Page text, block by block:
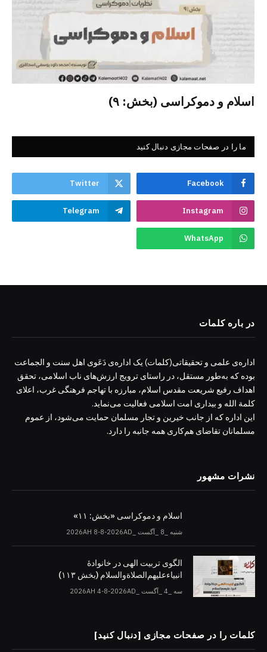
اسلام و دموکراسی (بخش: ۹)
ما را در صفحات مجازی دنبال کنید
Facebook
Twitter
Instagram
Telegram
WhatsApp
در باره کلمات
اداره‌ی علمی و تحقیقاتی(کلمات) یک اداره‌ی دَعَوی اهل سنت و الجماعت
بوده که به‌طور مستقل، در راستای ترویج ارزش‌های ناب اسلامی، تحقق
اهداف رفیع شریعت مقدس اسلام، مبارزه با تهاجم فرهنگی غرب، اعلای
کلمة الله و بیداری امت اسلامی فعالیت می‌نماید.
این اداره که از جانب خیرین و تجار مسلمان حمایت می‌شود، از عموم
مسلمانان تقاضای هم‌کاری همه جانبه را دارد.
نشرات مشهور
اسلام و دموکراسی «بخش: ۱۱»
شنبه _8 _آگست _2026AH 8-8-2026AD
الگوی تربیت الهی در خانوادۀ
انبیاءعلیهم‌الصلاةو‌السلام (بخش ۱۱۳)
سه _4 _آگست _2026AH 4-8-2026AD
کلمات را در صفحات مجازی [دنبال کنید]